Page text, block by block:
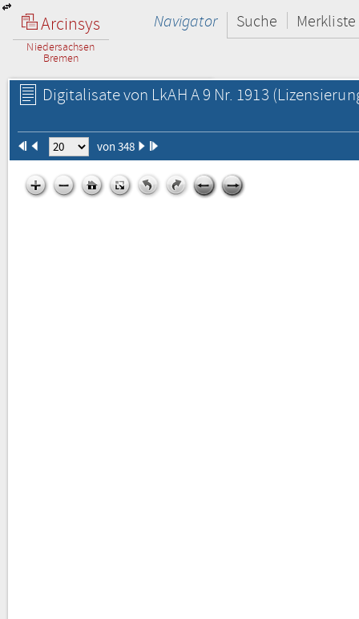
Arcinsys
Niedersachsen
Bremen
Navigator Suche Merkliste
Digitalisate von LkAH A 9 Nr. 1913
von 348